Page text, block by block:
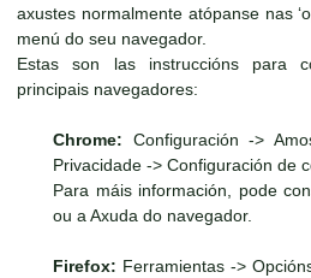
axustes normalmente atópanse nas
menú do seu navegador.
Estas son las instruccións para
principais navegadores:
Chrome: Configuración ->
Privacidade -> Configuración de
Para máis información, pode
ou a Axuda do navegador.
Firefox: Ferramientas ->